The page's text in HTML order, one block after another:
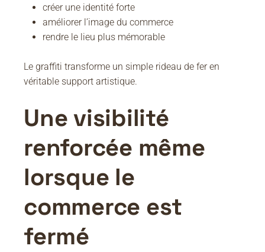
créer une identité forte
améliorer l’image du commerce
rendre le lieu plus mémorable
Le graffiti transforme un simple rideau de fer en
véritable support artistique.
Une visibilité
renforcée même
lorsque le
commerce est
fermé